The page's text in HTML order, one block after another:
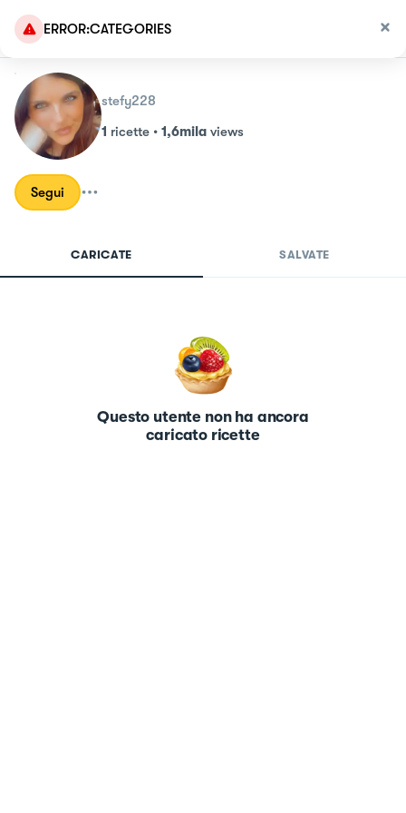
ERROR:CATEGORIES
stefy228
1 ricette • 1,6mila views
Segui
CARICATE SALVATE
Questo utente non ha ancora
caricato ricette